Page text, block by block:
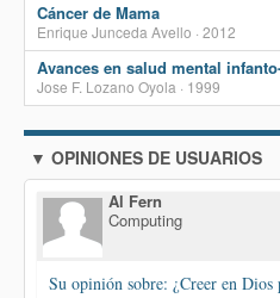
Cáncer de Mama
Enrique Junceda Avello · 2012
Avances en salud mental
Jose F. Lozano Oyola · 1999
▼ OPINIONES DE USUARIOS
Al Fern
Computing
Su opinión sobre: ¿Creer en Dios